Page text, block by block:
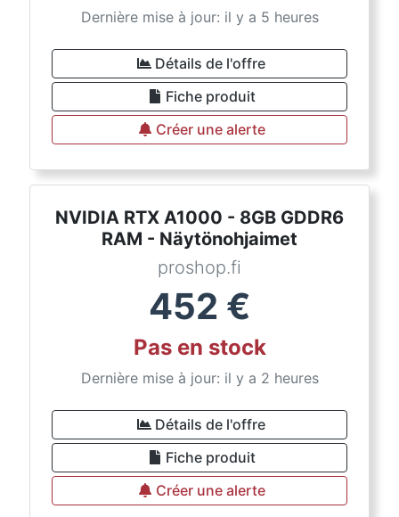
Dernière mise à jour: il y a 5 heures
Détails de l'offre
Fiche produit
Créer une alerte
NVIDIA RTX A1000 - 8GB GDDR6
RAM - Näytönohjaimet
proshop.fi
452 €
Pas en stock
Dernière mise à jour: il y a 2 heures
Détails de l'offre
Fiche produit
Créer une alerte